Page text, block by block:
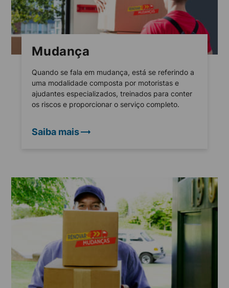
Mudança
Quando se fala em mudança, está se referindo a
uma modalidade composta por motoristas e
ajudantes especializados, treinados para conter
os riscos e proporcionar o serviço completo.
Saiba mais